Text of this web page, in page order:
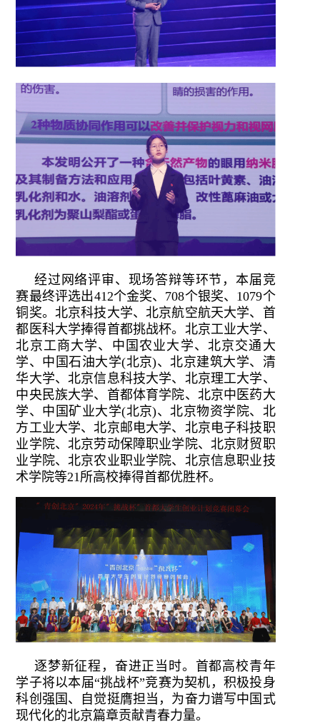
经过网络评审、现场答辩等环节，本届竞
赛最终评选出412个金奖、708个银奖、1079个
铜奖。北京科技大学、北京航空航天大学、首
都医科大学捧得首都挑战杯。北京工业大学、
北京工商大学、中国农业大学、北京交通大
学、中国石油大学(北京)、北京建筑大学、清
华大学、北京信息科技大学、北京理工大学、
中央民族大学、首都体育学院、北京中医药大
学、中国矿业大学(北京)、北京物资学院、北
方工业大学、北京邮电大学、北京电子科技职
业学院、北京劳动保障职业学院、北京财贸职
业学院、北京农业职业学院、北京信息职业技
术学院等21所高校捧得首都优胜杯。
逐梦新征程，奋进正当时。首都高校青年
学子将以本届“挑战杯”竞赛为契机，积极投身
科创强国、自觉挺膺担当，为奋力谱写中国式
现代化的北京篇章贡献青春力量。